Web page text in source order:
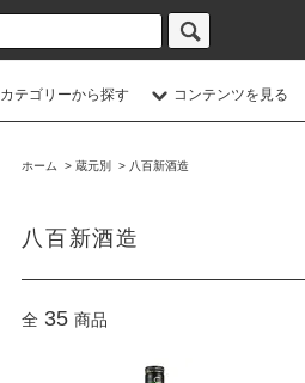
カテゴリーから探す コンテンツを見る
ホーム > 蔵元別 > 八百新酒造
八百新酒造
全 35 商品